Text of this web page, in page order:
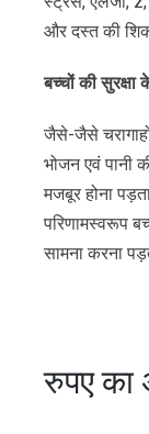
और दस्त की
बच्चों की सुरक्षा
जैसे-जैसे
भोजन एवं पानी
मजबूर होना
परिणामस्वरूप
सामना करना
रुपए का